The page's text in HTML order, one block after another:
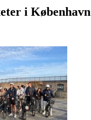
i København